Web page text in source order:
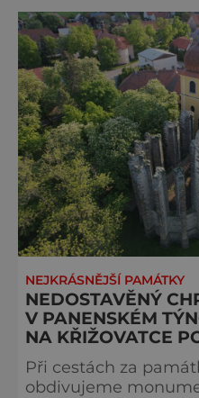
NEJKRÁSNĚJŠÍ PAMÁTKY
NEDOSTAVĚNÝ
V PANENSKÉM
NA KŘIŽOVATCE
Při cestách za
obdivujeme